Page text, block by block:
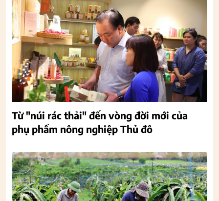
Từ "núi rác thải" đến vòng đời mới của
phụ phẩm nông nghiệp Thủ đô